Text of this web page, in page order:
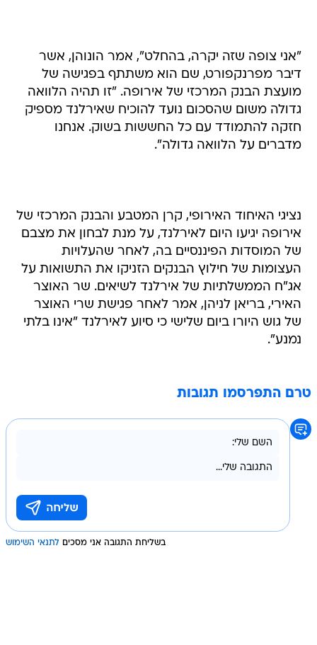
"אני צופה שזה יקרה, בהחלט", אמר הונוהן, אשר
דיבר מפרנקפורט, שם הוא משתתף בפגישה של
מועצת הבנק המרכזי של אירופה. "זו תהיה הלוואה
גדולה משום שהסכום נועד להוכיח שאירלנד מספיק
חזקה להתמודד עם כל החששות בשוק. אנחנו
מדברים על הלוואה גדולה".
נציגי האיחוד האירופי, קרן המטבע והבנק המרכזי של
אירופה יגיעו היום לאירלנד, על מנת לבחון את מצבם
של המוסדות הפיננסיים בה, לאחר שהעלויות
העצומות של חילוץ הבנקים הזניקו את התשואות על
אג"ח הממשלתיות של אירלנד לשיאים. שר האוצר
האירי, בריאן לניהן, אמר לאחר פגישת שרי האוצר
של גוש היורו ביום שלישי כי סיוע לאירלנד "אינו בלתי
נמנע".
טרם התפרסמו תגובות
בשליחת התגובה אני מסכים לתנאי השימוש